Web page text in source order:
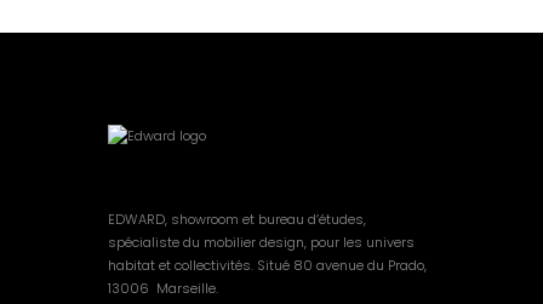
EDWARD, showroom et bureau d’études,
spécialiste du mobilier design, pour les univers
habitat et collectivités. Situé 80 avenue du Prado,
13006 Marseille.